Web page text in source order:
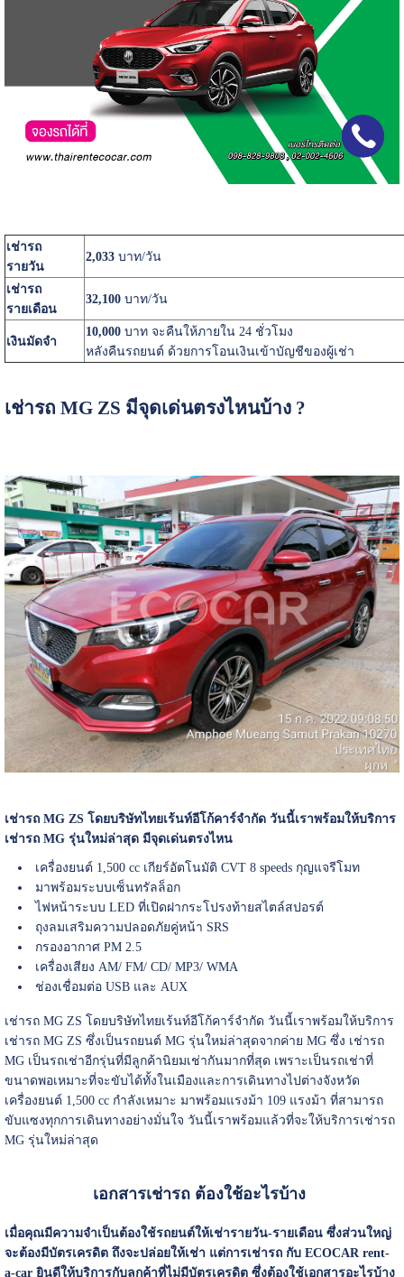
เช่ารถ
รายวัน
2,033 บาท/วัน
เช่ารถ
รายเดือน
32,100บาท/วัน
เงินมัดจำ
10,000บาท จะคืนให้ภายใน 24 ชั่วโมง
หลังคืนรถยนต์ ด้วยการโอนเงินเข้าบัญชีของผู้เช่า
เช่ารถ MG ZS มีจุดเด่นตรงไหนบ้าง ?
เช่ารถ MG ZS โดยบริษัทไทยเร้นท์อีโก้คาร์จำกัด วันนี้เราพร้อมให้บริการ
เช่ารถ MG รุ่นใหม่ล่าสุด มีจุดเด่นตรงไหน
เครื่องยนต์ 1,500 cc เกียร์อัตโนมัติ CVT 8 speeds กุญแจรีโมท
มาพร้อมระบบเซ็นทรัลล็อก
ไฟหน้าระบบ LED ที่เปิดฝากระโปรงท้ายสไตล์สปอรต์
ถุงลมเสริมความปลอดภัยคู่หน้า SRS
กรองอากาศ PM 2.5
เครื่องเสียง AM/ FM/ CD/ MP3/ WMA
ช่องเชื่อมต่อ USB และ AUX
เช่ารถ MG ZS โดยบริษัทไทยเร้นท์อีโก้คาร์จำกัด วันนี้เราพร้อมให้บริการ
เช่ารถ MG ZS ซึ่งเป็นรถยนต์ MG รุ่นใหม่ล่าสุดจากค่าย MG ซึ่ง เช่ารถ
MG เป็นรถเช่าอีกรุ่นที่มีลูกค้านิยมเช่ากันมากที่สุด เพราะเป็นรถเช่าที่
ขนาดพอเหมาะที่จะขับได้ทั้งในเมืองและการเดินทางไปต่างจังหวัด
เครื่องยนต์ 1,500 cc กำลังเหมาะ มาพร้อมแรงม้า 109 แรงม้า ที่สามารถ
ขับแซงทุกการเดินทางอย่างมั่นใจ วันนี้เราพร้อมแล้วที่จะให้บริการเช่ารถ
MG รุ่นใหม่ล่าสุด
เอกสารเช่ารถ ต้องใช้อะไรบ้าง
เมื่อคุณมีความจำเป็นต้องใช้รถยนต์ให้เช่ารายวัน-รายเดือน ซึ่งส่วนใหญ่
จะต้องมีบัตรเครดิต ถึงจะปล่อยให้เช่า แต่การเช่ารถ กับ ECOCAR rent-
a-car ยินดีให้บริการกับลูกค้าที่ไม่มีบัตรเครดิต ซึ่งต้องใช้เอกสารอะไรบ้าง